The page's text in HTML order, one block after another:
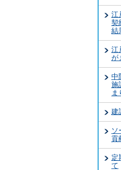
江
契
結
江
が
中
施
ま
建
ソ
貢
定
て